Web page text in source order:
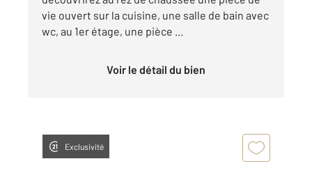
vie ouvert sur la cuisine, une salle de bain avec
wc, au 1er étage, une pièce ...
Voir le détail du bien
Exclusivité